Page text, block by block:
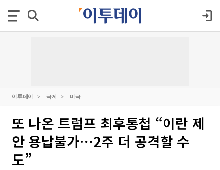
이투데이 국제 미국
또 나온 트럼프 최후통첩 “이란 제
안 용납불가⋯2주 더 공격할 수
도”